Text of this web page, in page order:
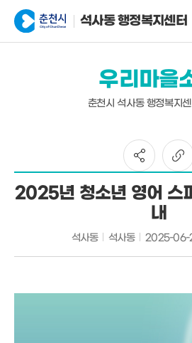
석사동 행정복지센터
우리마을
춘천시 석사동 행정복지
2025년 청소년 영어 스
내
석사동 석사동 2025-06-